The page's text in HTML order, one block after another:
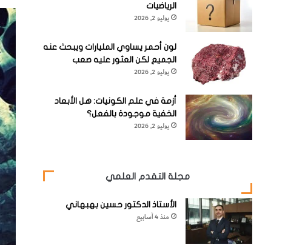
الرياضيات
يوليو 2, 2026
لون أحمر يساوي المليارات ويبحث عنه
الجميع لكن العثور عليه صعب
يوليو 2, 2026
أزمة في علم الكونيات: هل الأبعاد
الخفية موجودة بالفعل؟
يوليو 2, 2026
مجلة التقدم العلمي
الأستاذ الدكتور حسين بهبهاني
منذ 4 أسابيع